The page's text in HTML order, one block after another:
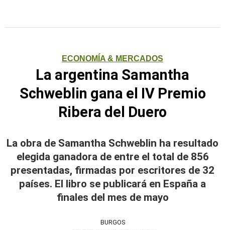
ECONOMÍA & MERCADOS
La argentina Samantha
Schweblin gana el IV Premio
Ribera del Duero
La obra de Samantha Schweblin ha resultado
elegida ganadora de entre el total de 856
presentadas, firmadas por escritores de 32
países. El libro se publicará en España a
finales del mes de mayo
BURGOS